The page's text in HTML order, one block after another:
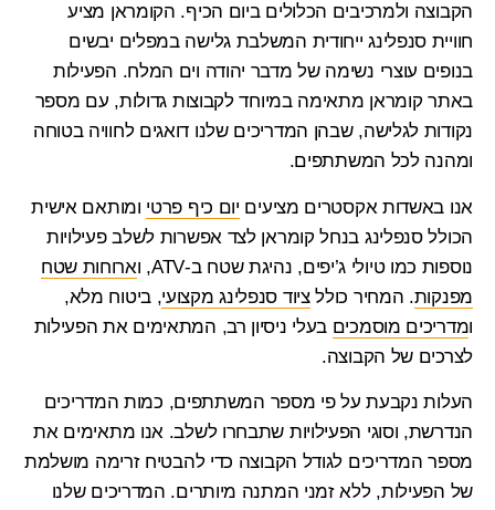
הקבוצה ולמרכיבים הכלולים ביום הכיף. הקומראן מציע
חוויית סנפלינג ייחודית המשלבת גלישה במפלים יבשים
בנופים עוצרי נשימה של מדבר יהודה וים המלח. הפעילות
באתר קומראן מתאימה במיוחד לקבוצות גדולות, עם מספר
נקודות לגלישה, שבהן המדריכים שלנו דואגים לחוויה בטוחה
ומהנה לכל המשתתפים.
אנו באשדות אקסטרים מציעים יום כיף פרטי ומותאם אישית
הכוללסנפלינג בנחל קומראן לצד אפשרות לשלב פעילויות
נוספות כמו טיולי ג’יפים, נהיגת שטח ב-ATV, ו
ארוחות שטח
מפנקות. המחיר כוללציוד סנפלינג מקצועי, ביטוח מלא,
ומדריכים מוסמכים בעלי ניסיון רב, המתאימים את הפעילות
לצרכים של הקבוצה.
העלות נקבעת על פי מספר המשתתפים, כמות המדריכים
הנדרשת, וסוגי הפעילויות שתבחרו לשלב. אנו מתאימים את
מספר המדריכים לגודל הקבוצה כדי להבטיח זרימה מושלמת
של הפעילות, ללא זמני המתנה מיותרים. המדריכים שלנו